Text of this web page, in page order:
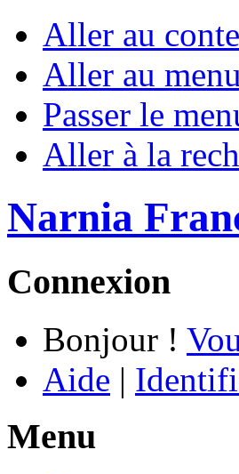
Aller au
Aller au
Passer le
Aller à la
Narnia
Connexion
Bonjour !
Aide |
Menu